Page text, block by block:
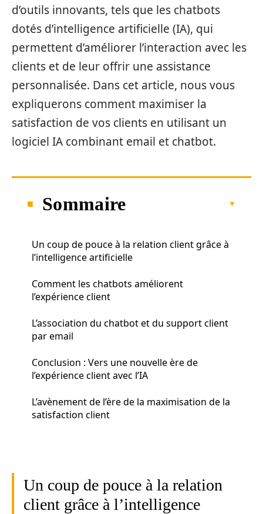
d’outils innovants, tels que les chatbots
dotés d’intelligence artificielle (IA), qui
permettent d’améliorer l’interaction avec les
clients et de leur offrir une assistance
personnalisée. Dans cet article, nous vous
expliquerons comment maximiser la
satisfaction de vos clients en utilisant un
logiciel IA combinant email et chatbot.
Sommaire
Un coup de pouce à la relation client grâce à
l’intelligence artificielle
Comment les chatbots améliorent
l’expérience client
L’association du chatbot et du support client
par email
Conclusion : Vers une nouvelle ère de
l’expérience client avec l’IA
L’avènement de l’ère de la maximisation de la
satisfaction client
Un coup de pouce à la relation
client grâce à l’intelligence